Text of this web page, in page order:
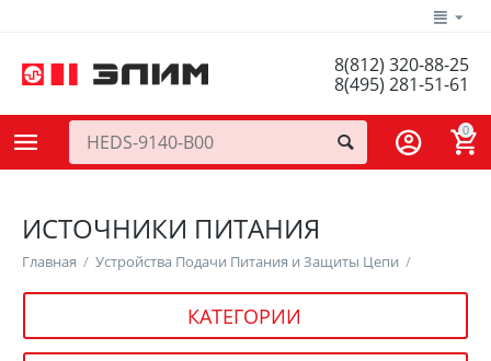
8(812) 320-88-25
8(495) 281-51-61
0
ИСТОЧНИКИ ПИТАНИЯ
Главная / Устройства Подачи Питания и Защиты Цепи /
КАТЕГОРИИ